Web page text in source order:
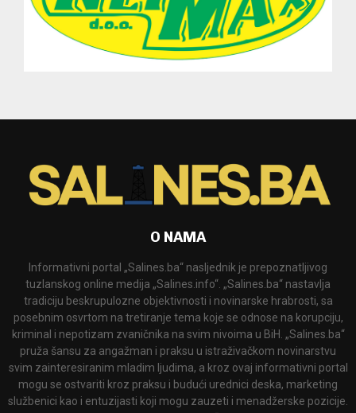
O NAMA
Informativni portal „Salines.ba“ nasljednik je prepoznatljivog
tuzlanskog online medija „Salines.info“. „Salines.ba“ nastavlja
tradiciju beskrupulozne objektivnosti i novinarske hrabrosti, sa
posebnim osvrtom na tretiranje tema koje se odnose na korupciju,
kriminal i nepotizam zvaničnika na svim nivoima u BiH. „Salines.ba“
pruža šansu za angažman i praksu u istraživačkom novinarstvu
svim zainteresiranim mladim ljudima, a kroz ovaj informativni portal
mogu se ostvariti kroz praksu i budući urednici deska, marketing
službenici kao i entuzijasti koji mogu zauzeti i menadžerske pozicije.